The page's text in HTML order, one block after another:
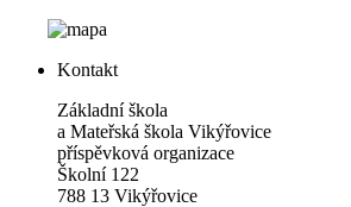
Kontakt
Základní škola
a Mateřská škola Vikýřovice
příspěvková organizace
Školní 122
788 13 Vikýřovice